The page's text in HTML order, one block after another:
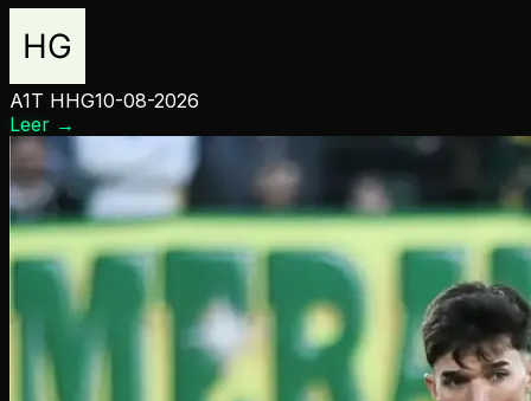
A1T HHG10-08-2026
Leer →